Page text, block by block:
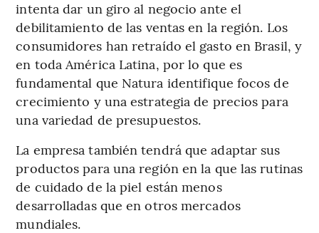
intenta dar un giro al negocio ante el
debilitamiento de las ventas en la región. Los
consumidores han retraído el gasto en Brasil, y
en toda América Latina, por lo que es
fundamental que Natura identifique focos de
crecimiento y una estrategia de precios para
una variedad de presupuestos.
La empresa también tendrá que adaptar sus
productos para una región en la que las rutinas
de cuidado de la piel están menos
desarrolladas que en otros mercados
mundiales.